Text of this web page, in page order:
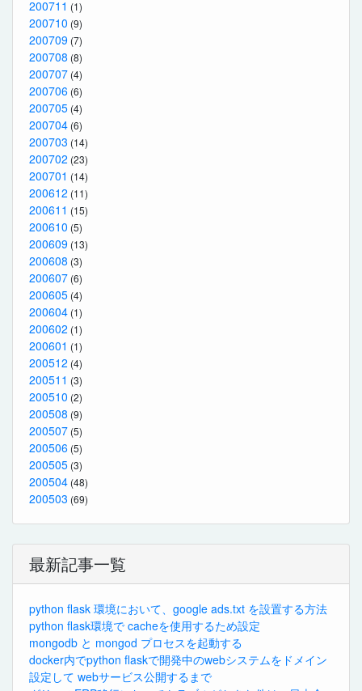
200711 (1)
200710 (9)
200709 (7)
200708 (8)
200707 (4)
200706 (6)
200705 (4)
200704 (6)
200703 (14)
200702 (23)
200701 (14)
200612 (11)
200611 (15)
200610 (5)
200609 (13)
200608 (3)
200607 (6)
200605 (4)
200604 (1)
200602 (1)
200601 (1)
200512 (4)
200511 (3)
200510 (2)
200508 (9)
200507 (5)
200506 (5)
200505 (3)
200504 (48)
200503 (69)
最新記事一覧
python flask 環境において、google ads.txt を設置する方法
python flask環境で cacheを使用するため設定
mongodb と mongod プロセスを起動する
docker内でpython flaskで開発中のwebシステムをドメイン
設定して webサービス公開するまで